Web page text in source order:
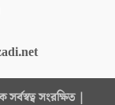
সংরক্ষিত |